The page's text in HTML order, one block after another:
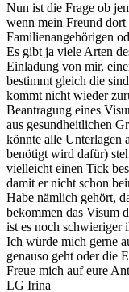
Nun ist die Frage ob
wenn mein Freund
Familienangehörigen
Es gibt ja viele Arten
Einladung von mir,
bestimmt gleich die
kommt nicht wieder
Beantragung eines
aus gesundheitlichen
könnte alle Unterlagen
benötigt wird dafür)
vielleicht einen Tick
damit er nicht schon
Habe nämlich gehört,
bekommen das Visum
ist es noch schwieriger
Ich würde mich gerne
genauso geht oder die
Freue mich auf eure
LG Irina